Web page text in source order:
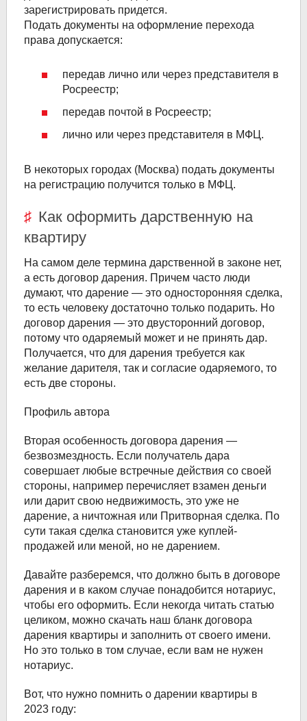
зарегистрировать придется.
Подать документы на оформление перехода
права допускается:
передав лично или через представителя в
Росреестр;
передав почтой в Росреестр;
лично или через представителя в МФЦ.
В некоторых городах (Москва) подать документы
на регистрацию получится только в МФЦ.
Как оформить дарственную на
квартиру
На самом деле термина дарственной в законе нет,
а есть договор дарения. Причем часто люди
думают, что дарение — это односторонняя сделка,
то есть человеку достаточно только подарить. Но
договор дарения — это двусторонний договор,
потому что одаряемый может и не принять дар.
Получается, что для дарения требуется как
желание дарителя, так и согласие одаряемого, то
есть две стороны.
Профиль автора
Вторая особенность договора дарения —
безвозмездность. Если получатель дара
совершает любые встречные действия со своей
стороны, например перечисляет взамен деньги
или дарит свою недвижимость, это уже не
дарение, а ничтожная или Притворная сделка. По
сути такая сделка становится уже куплей-
продажей или меной, но не дарением.
Давайте разберемся, что должно быть в договоре
дарения и в каком случае понадобится нотариус,
чтобы его оформить. Если некогда читать статью
целиком, можно скачать наш бланк договора
дарения квартиры и заполнить от своего имени.
Но это только в том случае, если вам не нужен
нотариус.
Вот, что нужно помнить о дарении квартиры в
2023 году: